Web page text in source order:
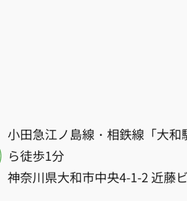
小田急江ノ島線・相鉄線「大和
ら徒歩1分
神奈川県大和市中央4-1-2 近藤